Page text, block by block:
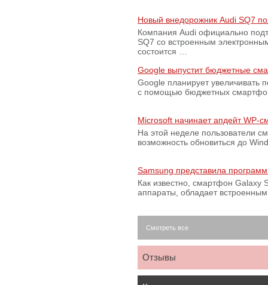
Новый внедорожник Audi SQ7
Компания Audi официально
SQ7 со встроенным
состоится …
Google выпустит бюджетные
Google планирует увеличивать
с помощью бюджетных
Microsoft начинает апдейт WP-
На этой неделе пользователи
возможность обновиться до
Samsung представила
Как известно, смартфон Galaxy
аппараты, обладает
Смотреть все
Отзывы